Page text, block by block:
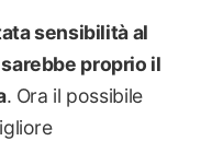
sensibilità al
proprio il
. Ora il possibile